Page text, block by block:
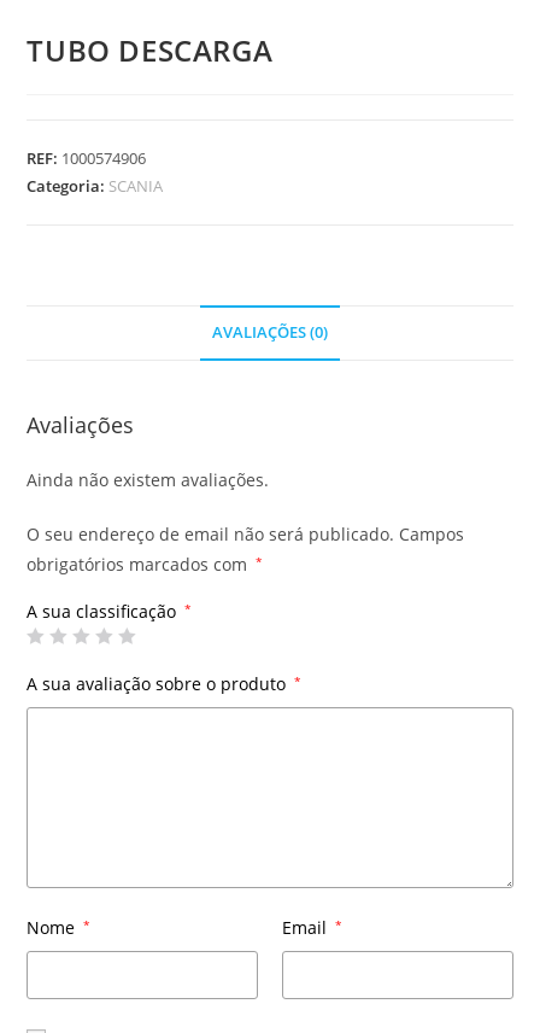
TUBO DESCARGA
REF: 1000574906
Categoria: SCANIA
AVALIAÇÕES (0)
Avaliações
Ainda não existem avaliações.
O seu endereço de email não será publicado. Campos
obrigatórios marcados com
*
A sua classificação *
A sua avaliação sobre o produto *
Nome * Email *